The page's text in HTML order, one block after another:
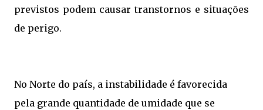
previstos podem causar transtornos e situações
de perigo.
No Norte do país, a instabilidade é favorecida
pela grande quantidade de umidade que se